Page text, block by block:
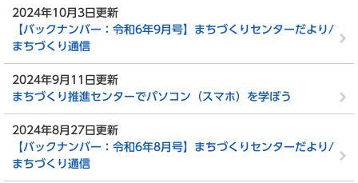
2024年10月3日更新
【バックナンバー：令和6年9月号】まちづくりセンターだより/
まちづくり通信
2024年9月11日更新
まちづくり推進センターでパソコン（スマホ）を学ぼう
2024年8月27日更新
【バックナンバー：令和6年8月号】まちづくりセンターだより/
まちづくり通信